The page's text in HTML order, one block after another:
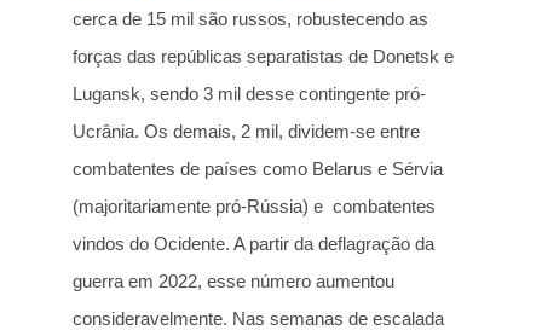
cerca de 15 mil são russos, robustecendo as
forças das repúblicas separatistas de Donetsk e
Lugansk, sendo 3 mil desse contingente pró-
Ucrânia. Os demais, 2 mil, dividem-se entre
combatentes de países como Belarus e Sérvia
(majoritariamente pró-Rússia) e combatentes
vindos do Ocidente. A partir da deflagração da
guerra em 2022, esse número aumentou
consideravelmente. Nas semanas de escalada